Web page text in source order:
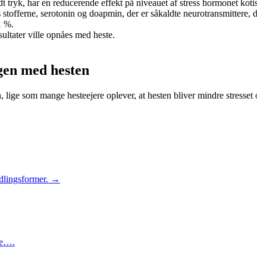
har en reducerende effekt på niveauet af stress hormonet
serotonin og doapmin, der er såkaldte
%.
ville opnåes med heste.
med hesten
som mange hesteejere oplever, at hesten bliver mindre
→